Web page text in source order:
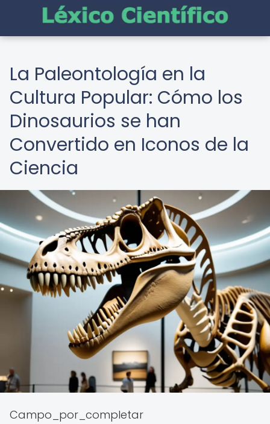
La Paleontología en la
Cultura Popular: Cómo los
Dinosaurios se han
Convertido en Iconos de la
Ciencia
Campo_por_completar